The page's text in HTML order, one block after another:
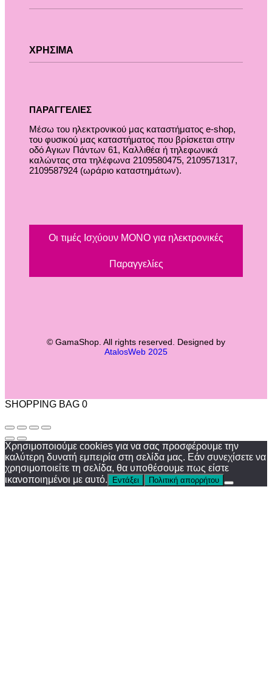
Κουρτίνες
Κουρτινόξυλα
Τοίχος
ΧΡΗΣΙΜΑ
Επιστροφές
Οροι και Προϋποθέσεις Χρήσης
Προστασία Απορρήτου
ΠΑΡΑΓΓΕΛΙΕΣ
Μέσω του ηλεκτρονικού μας καταστήματος e-shop,
του φυσικού μας καταστήματος που βρίσκεται στην
οδό Αγιων Πάντων 61, Καλλιθέα ή τηλεφωνικά
καλώντας στα τηλέφωνα 2109580475, 2109571317,
2109587924 (ωράριο καταστημάτων).
Οι τιμές Ισχύουν ΜΟΝΟ για ηλεκτρονικές
Παραγγελίες
© GamaShop. All rights reserved. Designed by
AtalosWeb 2025
SHOPPING BAG 0
Χρησιμοποιούμε cookies για να σας προσφέρουμε την
καλύτερη δυνατή εμπειρία στη σελίδα μας. Εάν συνεχίσετε να
χρησιμοποιείτε τη σελίδα, θα υποθέσουμε πως είστε
ικανοποιημένοι με αυτό.
Εντάξει Πολιτική απορρήτου